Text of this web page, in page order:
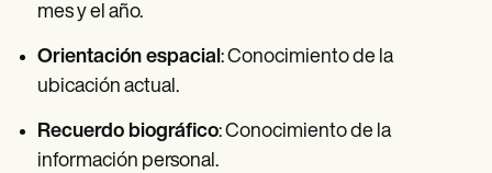
mes y el año.
Orientación espacial: Conocimiento de la
ubicación actual.
Recuerdo biográfico: Conocimiento de la
información personal.